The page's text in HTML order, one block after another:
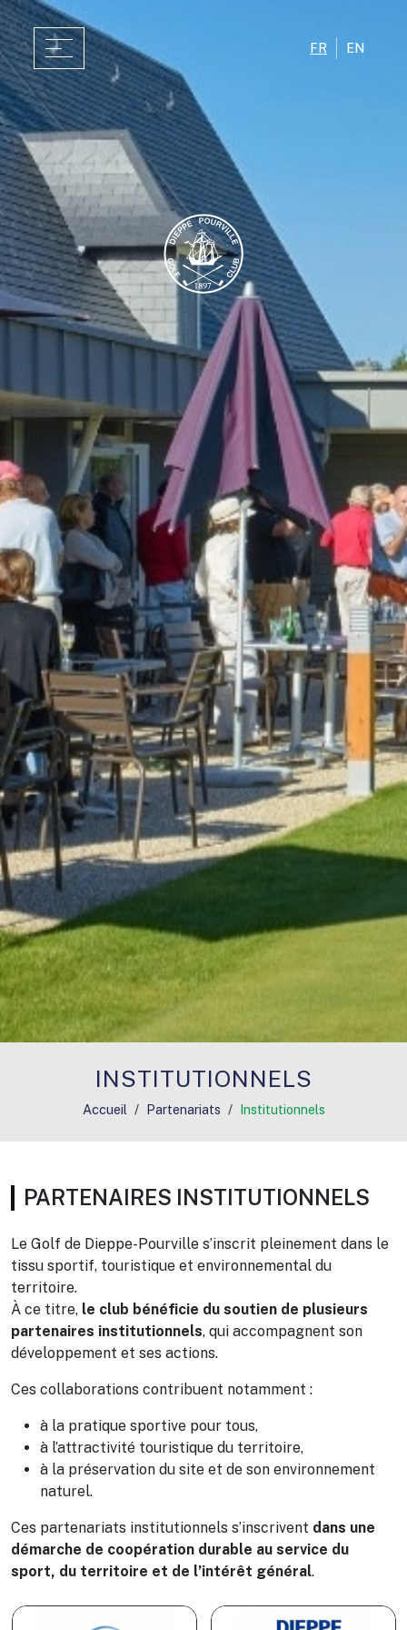
FR EN
INSTITUTIONNELS
Accueil Partenariats Institutionnels
PARTENAIRES INSTITUTIONNELS
Le Golf de Dieppe-Pourville s’inscrit pleinement dans le
tissu sportif, touristique et environnemental du
territoire.
À ce titre, le club bénéficie du soutien de plusieurs
partenaires institutionnels, qui accompagnent son
développement et ses actions.
Ces collaborations contribuent notamment :
à la pratique sportive pour tous,
à l’attractivité touristique du territoire,
à la préservation du site et de son environnement
naturel.
Ces partenariats institutionnels s’inscrivent dans une
démarche de coopération durable au service du
sport, du territoire et de l’intérêt général.